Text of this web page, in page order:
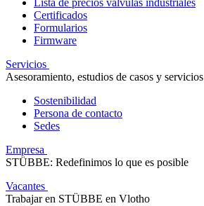
Lista de precios válvulas industriales
Certificados
Formularios
Firmware
Servicios
Asesoramiento, estudios de casos y servicios
Sostenibilidad
Persona de contacto
Sedes
Empresa
STÜBBE: Redefinimos lo que es posible
Vacantes
Trabajar en STÜBBE en Vlotho